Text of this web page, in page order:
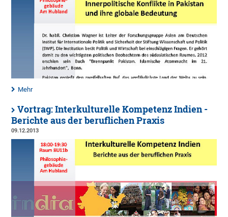
Mehr
Vortrag: Interkulturelle Kompetenz Indien -
Berichte aus der beruflichen Praxis
09.12.2013